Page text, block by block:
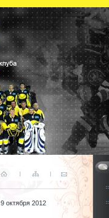
9 октября 2012